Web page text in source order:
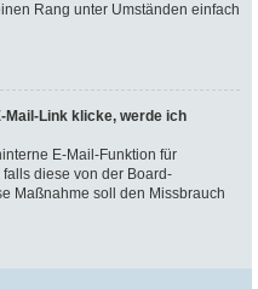
Rang unter Umständen einfach
Mail-Link klicke, werde ich
E-Mail-Funktion für
diese von der Board-
Maßnahme soll den Missbrauch